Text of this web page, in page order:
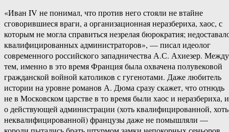
«Иван IV не понимал, что против него стояли не втайне
сговорившиеся враги, а организационная неразбериха, хаос, с
которым не могла справиться незрелая бюрократия;
квалифицированных администраторов», — писал идеолог
современного российского западничества А.С. Ахиезер. Между
тем, именно в это время Франция была охвачена полувековой
гражданской войной католиков с гугенотами. Даже любитель
истории на уровне романов А. Дюма сразу скажет, что отнюдь
не в Московском царстве в то время были хаос и неразбериха, и
о действующей администрации (хоть квалифицированной, хоть
неквалифицированной) французы даже не помышляли —